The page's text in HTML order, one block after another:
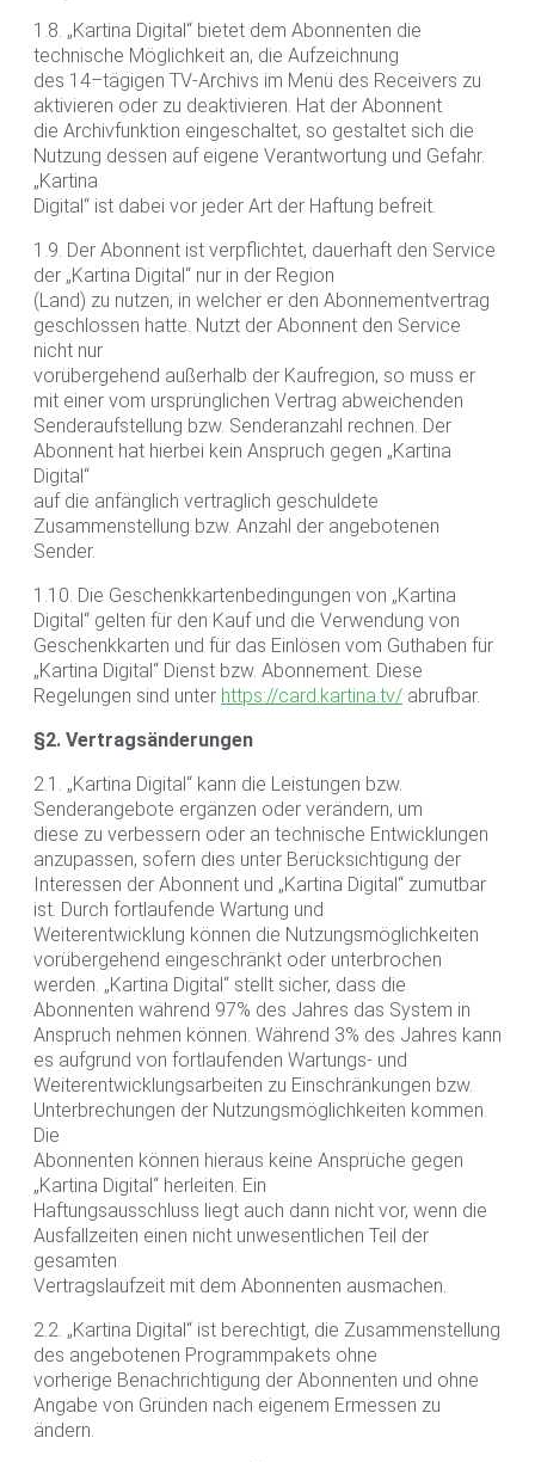
1.8. „Kartina Digital“ bietet dem Abonnenten die
technische Möglichkeit an, die Aufzeichnung
des 14–tägigen TV-Archivs im Menü des Receivers zu
aktivieren oder zu deaktivieren. Hat der Abonnent
die Archivfunktion eingeschaltet, so gestaltet sich die
Nutzung dessen auf eigene Verantwortung und Gefahr.
„Kartina
Digital“ ist dabei vor jeder Art der Haftung befreit.
1.9. Der Abonnent ist verpflichtet, dauerhaft den Service
der „Kartina Digital“ nur in der Region
(Land) zu nutzen, in welcher er den Abonnementvertrag
geschlossen hatte. Nutzt der Abonnent den Service
nicht nur
vorübergehend außerhalb der Kaufregion, so muss er
mit einer vom ursprünglichen Vertrag abweichenden
Senderaufstellung bzw. Senderanzahl rechnen. Der
Abonnent hat hierbei kein Anspruch gegen „Kartina
Digital“
auf die anfänglich vertraglich geschuldete
Zusammenstellung bzw. Anzahl der angebotenen
Sender.
1.10. Die Geschenkkartenbedingungen von „Kartina
Digital“ gelten für den Kauf und die Verwendung von
Geschenkkarten und für das Einlösen vom Guthaben für
„Kartina Digital“ Dienst bzw. Abonnement. Diese
Regelungen sind unter https://card.kartina.tv/ abrufbar.
§2. Vertragsänderungen
2.1. „Kartina Digital“ kann die Leistungen bzw.
Senderangebote ergänzen oder verändern, um
diese zu verbessern oder an technische Entwicklungen
anzupassen, sofern dies unter Berücksichtigung der
Interessen der Abonnent und „Kartina Digital“ zumutbar
ist. Durch fortlaufende Wartung und
Weiterentwicklung können die Nutzungsmöglichkeiten
vorübergehend eingeschränkt oder unterbrochen
werden. „Kartina Digital“ stellt sicher, dass die
Abonnenten während 97% des Jahres das System in
Anspruch nehmen können. Während 3% des Jahres kann
es aufgrund von fortlaufenden Wartungs- und
Weiterentwicklungsarbeiten zu Einschränkungen bzw.
Unterbrechungen der Nutzungsmöglichkeiten kommen.
Die
Abonnenten können hieraus keine Ansprüche gegen
„Kartina Digital“ herleiten. Ein
Haftungsausschluss liegt auch dann nicht vor, wenn die
Ausfallzeiten einen nicht unwesentlichen Teil der
gesamten
Vertragslaufzeit mit dem Abonnenten ausmachen.
2.2. „Kartina Digital“ ist berechtigt, die Zusammenstellung
des angebotenen Programmpakets ohne
vorherige Benachrichtigung der Abonnenten und ohne
Angabe von Gründen nach eigenem Ermessen zu
ändern.